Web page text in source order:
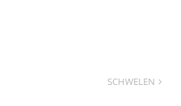
SCHWELEN